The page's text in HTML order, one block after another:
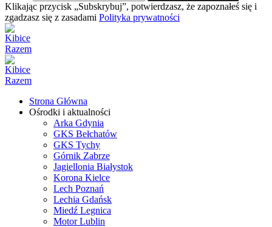
Klikając przycisk „Subskrybuj”, potwierdzasz, że zapoznałeś się i
zgadzasz się z zasadami Polityka prywatności
Strona Główna
Ośrodki i aktualności
Arka Gdynia
GKS Bełchatów
GKS Tychy
Górnik Zabrze
Jagiellonia Białystok
Korona Kielce
Lech Poznań
Lechia Gdańsk
Miedź Legnica
Motor Lublin